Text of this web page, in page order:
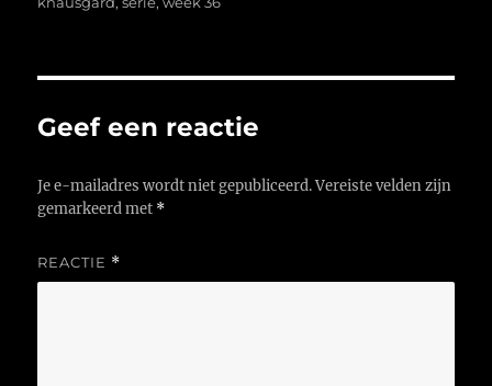
Geef een reactie
Je e-mailadres wordt niet gepubliceerd. Vereiste velden zijn
gemarkeerd met *
REACTIE *